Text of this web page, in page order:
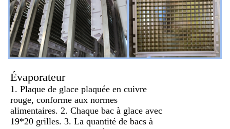
Évaporateur
1. Plaque de glace plaquée en cuivre
rouge, conforme aux normes
alimentaires. 2. Chaque bac à glace avec
19*20 grilles. 3. La quantité de bacs à